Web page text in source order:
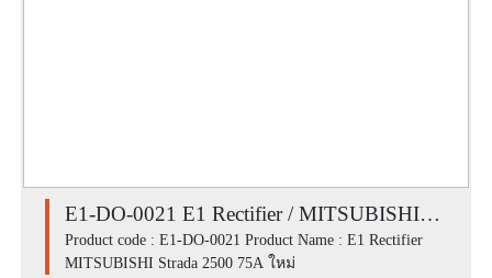
E1-DO-0021 E1 Rectifier / MITSUBISHI
Strada 2500 75A ใหม่
Product code : E1-DO-0021 Product Name : E1 Rectifier
MITSUBISHI Strada 2500 75A ใหม่